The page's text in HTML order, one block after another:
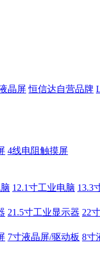
晶屏 恒信达自营品牌
4线电阻触摸屏
12.1寸工业电脑 13.3
21.5寸工业显示器 22
7寸液晶屏/驱动板 8寸